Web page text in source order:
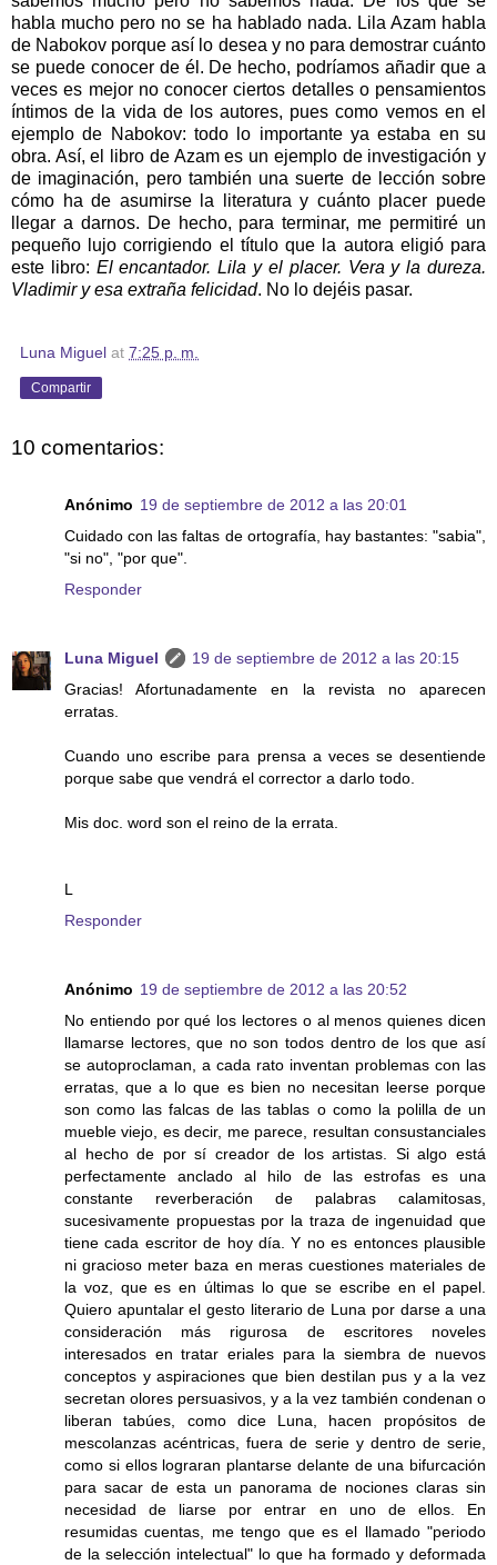
habla mucho pero no se ha hablado nada. Lila Azam habla
de Nabokov porque así lo desea y no para demostrar cuánto
se puede conocer de él. De hecho, podríamos añadir que a
veces es mejor no conocer ciertos detalles o pensamientos
íntimos de la vida de los autores, pues como vemos en el
ejemplo de Nabokov: todo lo importante ya estaba en su
obra. Así, el libro de Azam es un ejemplo de investigación y
de imaginación, pero también una suerte de lección sobre
cómo ha de asumirse la literatura y cuánto placer puede
llegar a darnos. De hecho, para terminar, me permitiré un
pequeño lujo corrigiendo el título que la autora eligió para
este libro: El encantador. Lila y el placer. Vera y la dureza.
Vladimir y esa extraña felicidad. No lo dejéis pasar.
Luna Miguel at 7:25 p. m.
Compartir
10 comentarios:
Anónimo 19 de septiembre de 2012 a las 20:01
Cuidado con las faltas de ortografía, hay bastantes: "sabia",
"si no", "por que".
Responder
Luna Miguel
19 de septiembre de 2012 a las 20:15
Gracias! Afortunadamente en la revista no aparecen
erratas.
Cuando uno escribe para prensa a veces se desentiende
porque sabe que vendrá el corrector a darlo todo.
Mis doc. word son el reino de la errata.
L
Responder
Anónimo 19 de septiembre de 2012 a las 20:52
No entiendo por qué los lectores o al menos quienes dicen
llamarse lectores, que no son todos dentro de los que así
se autoproclaman, a cada rato inventan problemas con las
erratas, que a lo que es bien no necesitan leerse porque
son como las falcas de las tablas o como la polilla de un
mueble viejo, es decir, me parece, resultan consustanciales
al hecho de por sí creador de los artistas. Si algo está
perfectamente anclado al hilo de las estrofas es una
constante reverberación de palabras calamitosas,
sucesivamente propuestas por la traza de ingenuidad que
tiene cada escritor de hoy día. Y no es entonces plausible
ni gracioso meter baza en meras cuestiones materiales de
la voz, que es en últimas lo que se escribe en el papel.
Quiero apuntalar el gesto literario de Luna por darse a una
consideración más rigurosa de escritores noveles
interesados en tratar eriales para la siembra de nuevos
conceptos y aspiraciones que bien destilan pus y a la vez
secretan olores persuasivos, y a la vez también condenan o
liberan tabúes, como dice Luna, hacen propósitos de
mescolanzas acéntricas, fuera de serie y dentro de serie,
como si ellos lograran plantarse delante de una bifurcación
para sacar de esta un panorama de nociones claras sin
necesidad de liarse por entrar en uno de ellos. En
resumidas cuentas, me tengo que es el llamado "periodo
de la selección intelectual" lo que ha formado y deformada